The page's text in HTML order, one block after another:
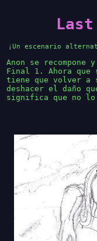
Last
¡Un escenario
Anon se
Final 1. Ahora que
tiene que volver a
deshacer el daño
significa que no